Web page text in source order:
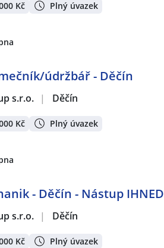
Kč Plný úvazek
údržbář - Děčín
s.r.o. | Děčín
Kč Plný úvazek
- Děčín - Nástup IHNED
s.r.o. | Děčín
Kč Plný úvazek